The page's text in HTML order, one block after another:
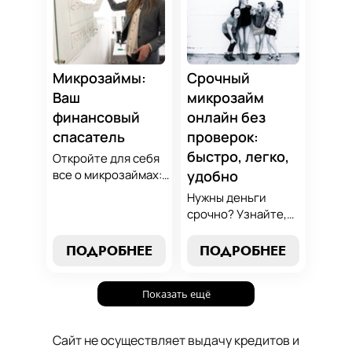
стратегии
погашения и
сделайте
осознанный выбор,
который
поддержит вашу
финансовую
стабильность.
финансово
грамотным с нами!
Микрозаймы:
Ваш
финансовый
спасатель
Откройте для себя
все о микрозаймах:
погашения. Наше
вашим надежным
помощником в мире
ПОДРОБНЕЕ
Срочный
микрозайм
онлайн без
проверок:
быстро, легко,
удобно
Нужны деньги
срочно? Узнайте,
срочный
без проверок и
длительного
проблем здесь и
ПОДРОБНЕЕ
Показать ещё
Сайт не осуществляет выдачу кредитов и